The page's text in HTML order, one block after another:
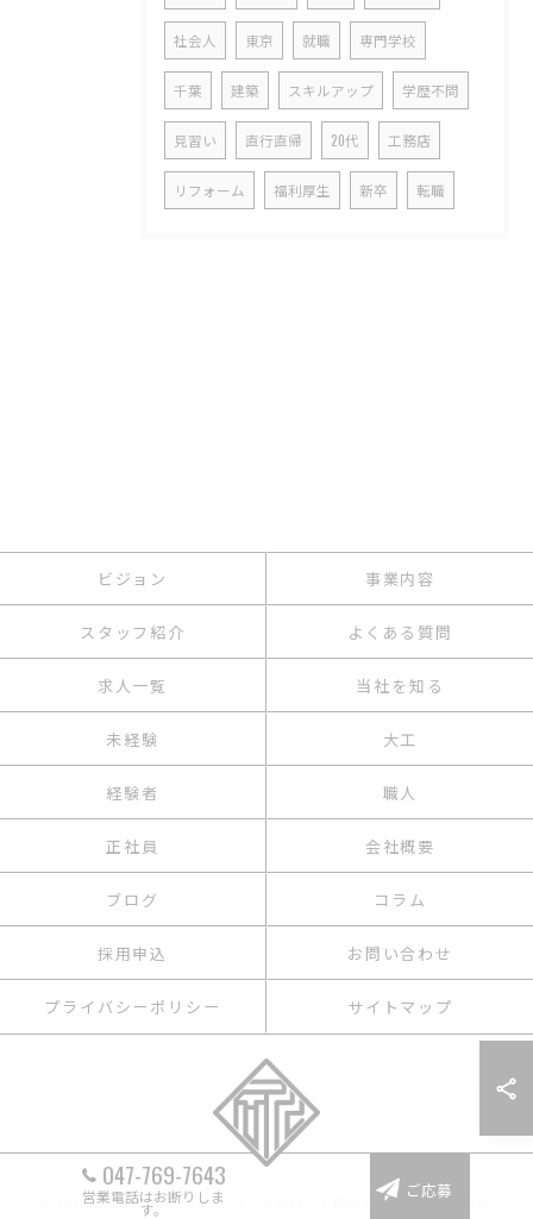
社会人 東京 就職 専門学校
千葉 建築 スキルアップ 学歴不問
見習い 直行直帰 20代 工務店
リフォーム 福利厚生 新卒 転職
047-769-7643
営業電話はお断りしま
す。
ご応募
ビジョン 事業内容
スタッフ紹介 よくある質問
求人一覧 当社を知る
未経験 大工
経験者 職人
正社員 会社概要
ブログ コラム
採用申込 お問い合わせ
プライバシーポリシー サイトマップ
© 2026 千葉の建築の求人なら株式会社石川工務店 ALL RIGHTS RESERVED.